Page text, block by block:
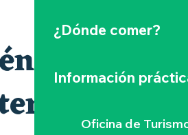
¿Dónde comer?
Información
Oficina de
le puede